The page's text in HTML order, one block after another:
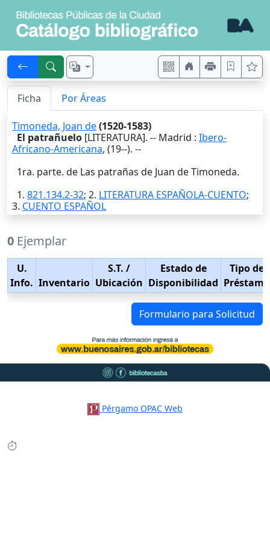
Ficha Por Áreas
Timoneda, Joan de(1520-1583)
El patrañuelo [LITERATURA]. -- Madrid : Ibero-
Africano-Americana, (19--). --
1ra. parte. de Las patrañas de Juan de Timoneda.
1. 821.134.2-32; 2. LITERATURA ESPAÑOLA-CUENTO;
3. CUENTO ESPAÑOL
0 Ejemplar
U.
Info. Inventario
S.T. /
Ubicación
Estado de
Disponibilidad
Tipo de
Préstamo
Formulario para Solicitud
Pérgamo OPAC Web